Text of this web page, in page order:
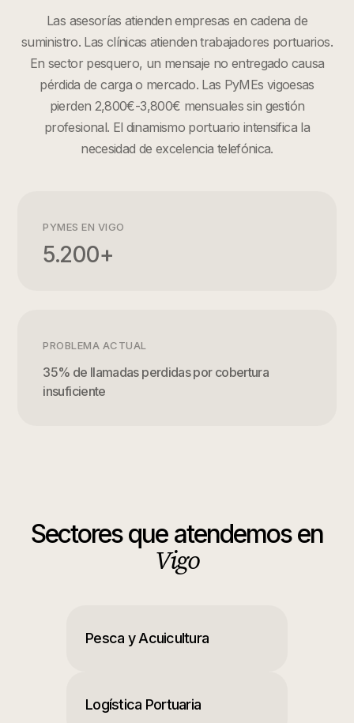
Las asesorías atienden empresas en cadena de
suministro. Las clínicas atienden trabajadores portuarios.
En sector pesquero, un mensaje no entregado causa
pérdida de carga o mercado. Las PyMEs vigoesas
pierden 2,800€-3,800€ mensuales sin gestión
profesional. El dinamismo portuario intensifica la
necesidad de excelencia telefónica.
PYMES EN VIGO
5.200+
PROBLEMA ACTUAL
35% de llamadas perdidas por cobertura
insuficiente
Sectores que atendemos en
Vigo
Pesca y Acuicultura
Logística Portuaria